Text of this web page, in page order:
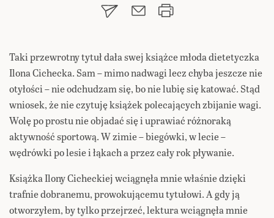
Taki przewrotny tytuł dała swej książce młoda dietetyczka
Ilona Cichecka. Sam – mimo nadwagi lecz chyba jeszcze nie
otyłości – nie odchudzam się, bo nie lubię się katować. Stąd
wniosek, że nie czytuję książek polecających zbijanie wagi.
Wolę po prostu nie objadać się i uprawiać różnoraką
aktywność sportową. W zimie – biegówki, w lecie –
wędrówki po lesie i łąkach a przez cały rok pływanie.
Książka Ilony Cicheckiej wciągnęła mnie właśnie dzięki
trafnie dobranemu, prowokującemu tytułowi. A gdy ją
otworzyłem, by tylko przejrzeć, lektura wciągnęła mnie